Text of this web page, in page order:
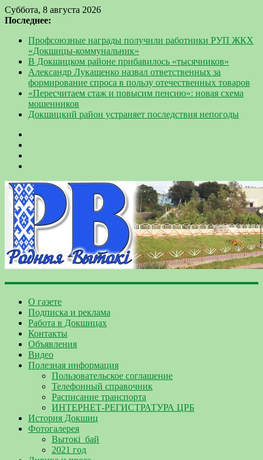
Суббота, 8 августа 2026
Последнее:
Профсоюзные награды получили работники РУП ЖКХ
«Докшицы-коммунальник»
В Докшицком районе прибавилось «тысячников»
Александр Лукашенко назвал ответственных за
формирование спроса в пользу отечественных товаров
«Пересчитаем стаж и повысим пенсию»: новая схема
мошенников
Докшицкий район устраняет последствия непогоды
О газете
Подписка и реклама
Работа в Докшицах
Контакты
Объявления
Видео
Полезная информация
Пользовательское соглашение
Телефонный справочник
Расписание транспорта
ИНТЕРНЕТ-РЕГИСТРАТУРА ЦРБ
История Докшиц
Фотогалерея
Вытокі_бай
2021 год